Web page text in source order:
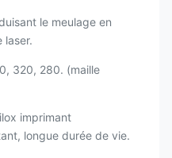
le meulage en
laser.
320, 280. (maille
imprimant
longue durée de vie.